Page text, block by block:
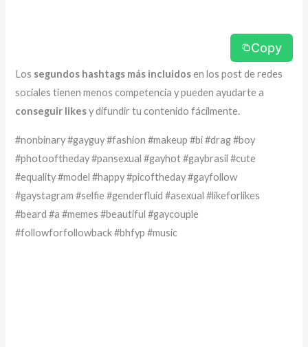
Copy
Los segundos hashtags más incluidosen los post de redes
sociales tienen menos competencia y pueden ayudarte a
conseguir likesy difundir tu contenido fácilmente.
#nonbinary #gayguy #fashion #makeup #bi #drag #boy
#photooftheday #pansexual #gayhot #gaybrasil #cute
#equality #model #happy #picoftheday #gayfollow
#gaystagram #selfie #genderfluid #asexual #likeforlikes
#beard #a #memes #beautiful #gaycouple
#followforfollowback #bhfyp #music